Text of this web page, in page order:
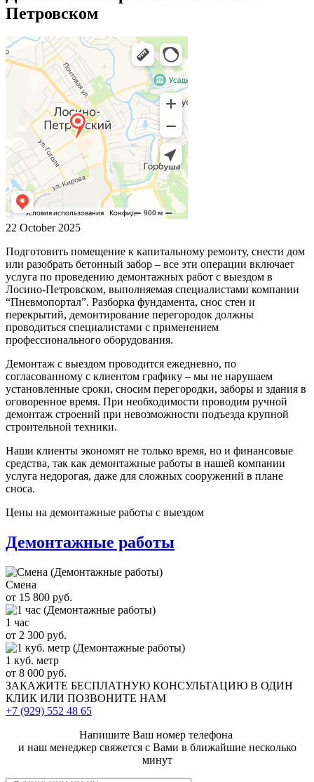
Петровском
22 October 2025
Подготовить помещение к капитальному ремонту, снести дом
или разобрать бетонный забор – все эти операции включает
услуга по проведению демонтажных работ с выездом в
Лосино-Петровском, выполняемая специалистами компании
“Пневмопортал”. Разборка фундамента, снос стен и
перекрытий, демонтирование перегородок должны
проводиться специалистами с применением
профессионального оборудования.
Демонтаж с выездом проводится ежедневно, по
согласованному с клиентом графику – мы не нарушаем
установленные сроки, сносим перегородки, заборы и здания в
оговоренное время. При необходимости проводим ручной
демонтаж строений при невозможности подъезда крупной
строительной техники.
Наши клиенты экономят не только время, но и финансовые
средства, так как демонтажные работы в нашей компании
услуга недорогая, даже для сложных сооружений в плане
сноса.
Цены на демонтажные работы с выездом
Демонтажные работы
Смена
от 15 800 руб.
1 час
от 2 300 руб.
1 куб. метр
от 8 000 руб.
ЗАКАЖИТЕ БЕСПЛАТНУЮ КОНСУЛЬТАЦИЮ В ОДИН
КЛИК ИЛИ ПОЗВОНИТЕ НАМ
+7 (929) 552 48 65
Напишите Ваш номер телефона
и наш менеджер свяжется с Вами в ближайшие несколько
минут